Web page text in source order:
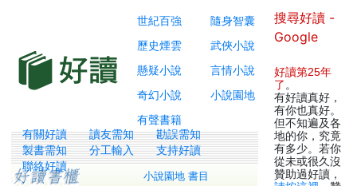
世紀百強
隨身智囊
歷史煙雲
武俠小說
懸疑小說
言情小說
奇幻小說
小說園地
有聲書籍
有關好讀 讀友需知
勘誤需知
製書需知
分工輸入
支持好讀
聯絡好讀
小說園地 書目
搜尋好讀 -
Google
好讀第25年
了 。
有好讀真好，
有你也真好。
但不知遍及各
地的你，究竟
有多少。若你
從未或很久沒
贊助過好讀，